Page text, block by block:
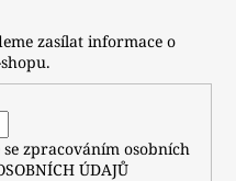
zasílat informace o
zpracováním osobních
ÚDAJŮ